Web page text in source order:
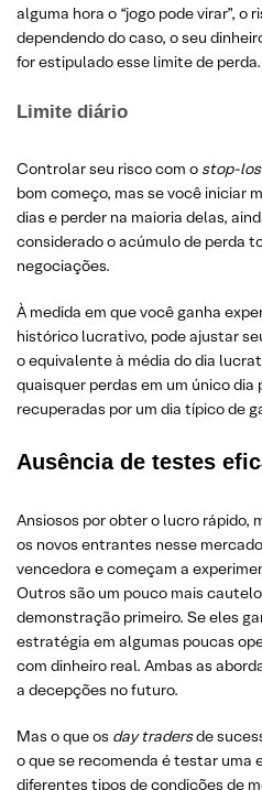
alguma hora o “jogo pode virar”, o
dependendo do caso, o seu
for estipulado esse limite de perda.
Limite diário
Controlar seu risco com o stop-
bom começo, mas se você iniciar
dias e perder na maioria delas,
considerado o acúmulo de perda
negociações.
À medida em que você ganha
histórico lucrativo, pode ajustar
o equivalente à média do dia
quaisquer perdas em um único
recuperadas por um dia típico de
Ausência de testes
Ansiosos por obter o lucro rápido,
os novos entrantes nesse
vencedora e começam a
Outros são um pouco mais
demonstração primeiro. Se eles
estratégia em algumas poucas
com dinheiro real. Ambas as
a decepções no futuro.
Mas o que os day tradersde
o que se recomenda é testar uma
diferentes tipos de condições de